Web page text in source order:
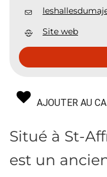
Site web
AJOUTER AU
Situé à St-
est un